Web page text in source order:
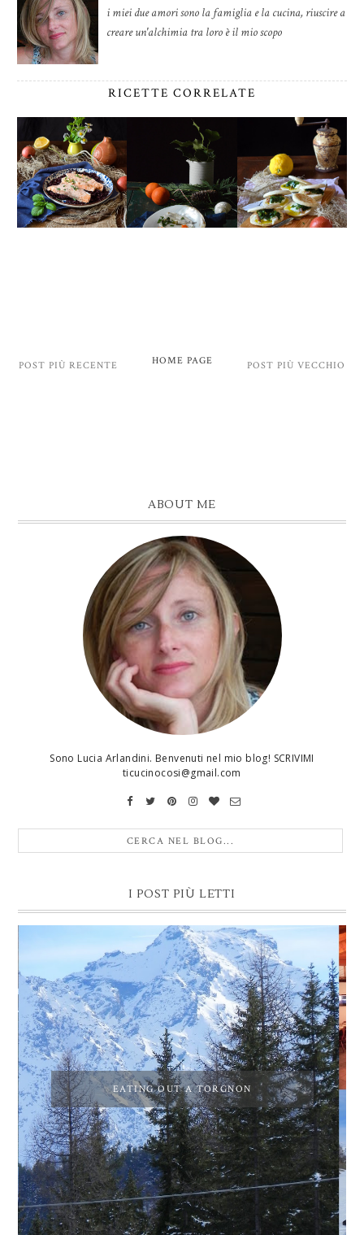
i miei due amori sono la famiglia e la cucina, riuscire a
creare un'alchimia tra loro è il mio scopo
RICETTE CORRELATE
POST PIÙ RECENTE POST PIÙ VECCHIO
HOME PAGE
ABOUT ME
Sono Lucia Arlandini. Benvenuti nel mio blog! SCRIVIMI
ticucinocosi@gmail.com
I POST PIÙ LETTI
EATING OUT A TORGNON